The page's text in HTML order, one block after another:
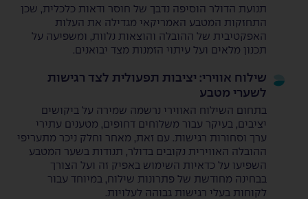
תנועת הדולר הוסיפה נדבך של חוסר ודאות כלכלית, שכן
התחזקות המטבע האמריקאי מגדילה את העלות
האפקטיבית של ההובלה והוצאות נלוות, ומשפיעה על
תכנון מלאים ועל עיתוי הזמנות מצד יבואנים.
שילוח אווירי: יציבות תפעולית לצד רגישות
לשערי מטבע
בתחום השילוח האווירי נרשמה שמירה על ביקושים
יציבים, בעיקר עבור משלוחים דחופים, מטענים עתירי
ערך וסחורות רגישות. עם זאת, מאחר וחלק ניכר מתעריפי
ההובלה האווירית נקובים בדולר, תנודות בשער המטבע
השפיעו על כדאיות השימוש באפיק זה ועל הצורך
בבחינה מחודשת של פתרונות שילוח, במיוחד עבור
לקוחות בעלי רגישות גבוהה לעלויות.